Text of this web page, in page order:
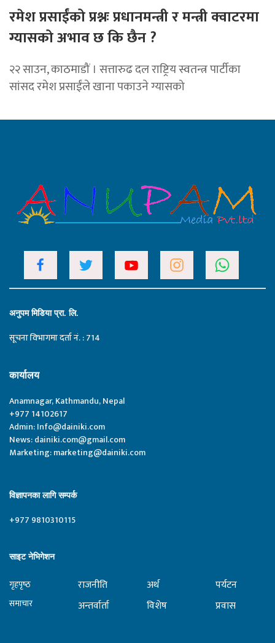
रमेश प्रसाईंको प्रश्नः प्रधानमन्त्री र मन्त्री क्वाटरमा
ग्यासको अभाव छ कि छैन ?
२२ साउन, काठमाडौं । सत्तारुढ दल राष्ट्रिय स्वतन्त्र पार्टीका
सांसद रमेश प्रसाईंले खाना पकाउने ग्यासको
अनुपम मिडिया प्रा. लि.
सूचना विभागमा दर्ता नं. : 714
कार्यालय
Anamnagar, Kathmandu, Nepal
+977 14102617
Admin:Info@dainiki.com
News:dainiki.com@gmail.com
Marketing:marketing@dainiki.com
विज्ञापनका लागि सम्पर्क
+977 9810310115
साइट नेभिगेशन
गृहपृष्‍ठ
समाचार
राजनीति
अन्तर्वार्ता
अर्थ
विशेष
पर्यटन
प्रवास